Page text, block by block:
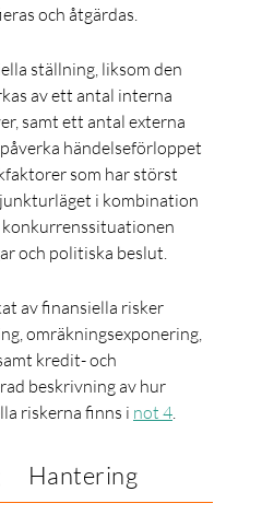
och åtgärdas.
ställning, liksom den
av ett antal interna
samt ett antal externa
händelseförloppet
som har störst
i kombination
och politiska beslut.
av finansiella risker
omräkningsexponering,
kredit- och
beskrivning av hur
riskerna finns i not 4
Hantering